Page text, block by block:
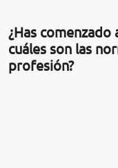
¿Has
cuáles son las
profesión?